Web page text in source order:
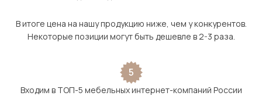
В итоге цена на нашу продукцию ниже, чем у конкурентов.
Некоторые позиции могут быть дешевле в 2-3 раза.
5
Входим в ТОП-5 мебельных интернет-компаний России